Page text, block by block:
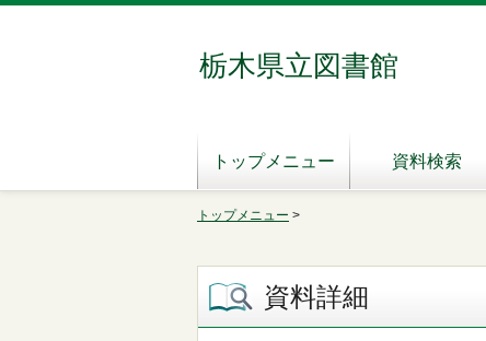
栃木県立図書館
トップメニュー 資料検索
トップメニュー >
資料詳細